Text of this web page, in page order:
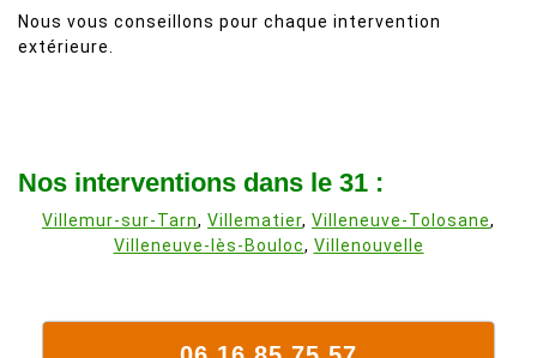
Nous vous conseillons pour chaque intervention
extérieure.
Nos interventions dans le 31 :
Villemur-sur-Tarn, Villematier, Villeneuve-Tolosane,
Villeneuve-lès-Bouloc, Villenouvelle